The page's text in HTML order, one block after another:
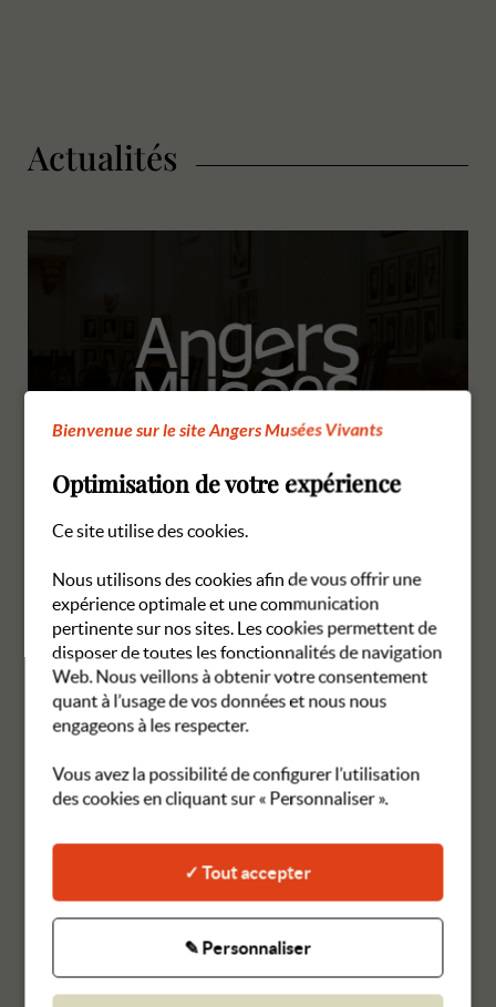
Actualités
Saison 2025/2026
19 août 2025
LIRE LA SUITE
Visites
Bienvenue sur le site Angers Musées Vivants
Optimisation de votre expérience
Ce site utilise des cookies.
Nous utilisons des cookies afin de vous offrir une
expérience optimale et une communication
pertinente sur nos sites. Les cookies permettent de
disposer de toutes les fonctionnalités de navigation
Web. Nous veillons à obtenir votre consentement
quant à l’usage de vos données et nous nous
engageons à les respecter.
Vous avez la possibilité de configurer l’utilisation
des cookies en cliquant sur « Personnaliser ».
✓ Tout accepter
✎ Personnaliser